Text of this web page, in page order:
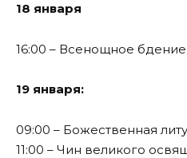
18 января
16:00 – Всенощное бдение.
19 января:
09:00 – Божественная
11:00 – Чин великого